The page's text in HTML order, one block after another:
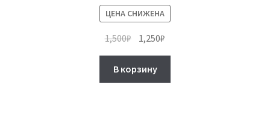
ЦЕНА СНИЖЕНА
1,500₽ Первоначальная
цена
составляла
1,500₽.
1,250₽
цена:
В корзину